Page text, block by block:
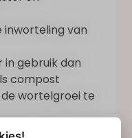
inworteling van
in gebruik dan
compost
wortelgroei te
kans op